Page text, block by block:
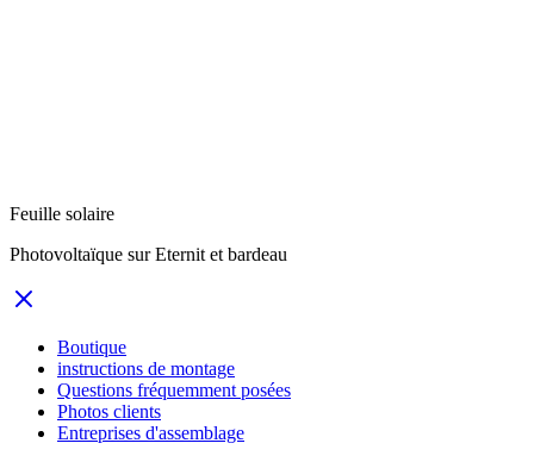
Feuille solaire
Photovoltaïque sur Eternit et bardeau
Boutique
instructions de montage
Questions fréquemment posées
Photos clients
Entreprises d'assemblage